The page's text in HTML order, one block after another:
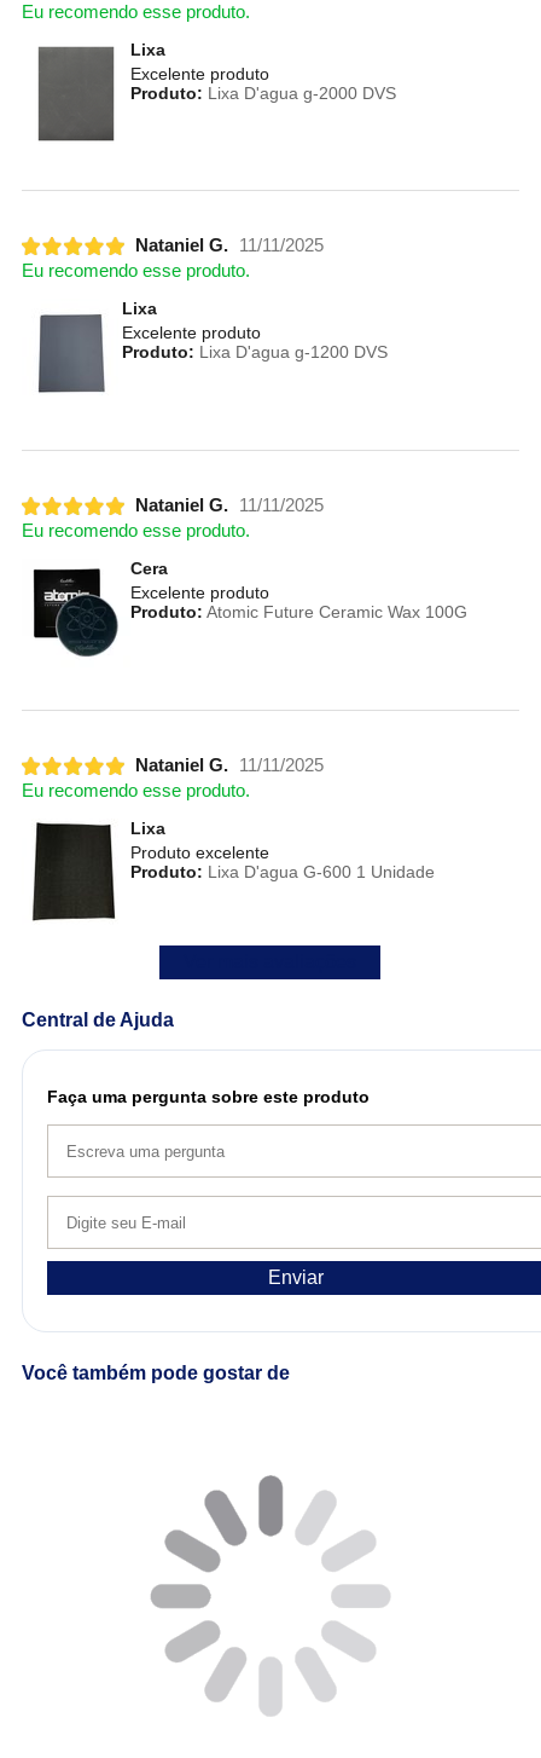
Eu recomendo esse produto.
Lixa
Excelente produto
Produto: Lixa D'agua g-2000 DVS
Nataniel G.
11/11/2025
Eu recomendo esse produto.
Lixa
Excelente produto
Produto: Lixa D'agua g-1200 DVS
Nataniel G.
11/11/2025
Eu recomendo esse produto.
Cera
Excelente produto
Produto: Atomic Future Ceramic Wax 100G
Nataniel G.
11/11/2025
Eu recomendo esse produto.
Lixa
Produto excelente
Produto: Lixa D'agua G-600 1 Unidade
Central de Ajuda
Faça uma pergunta sobre este produto
Enviar
Você também pode gostar de